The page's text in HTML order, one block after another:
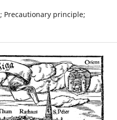
Precautionary principle;